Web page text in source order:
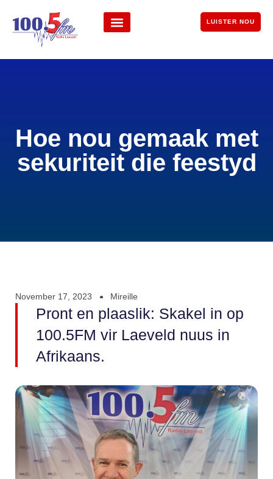
LUISTER NOU
Hoe nou gemaak met
sekuriteit die feestyd
November 17, 2023 Mireille
Pront en plaaslik: Skakel in op
100.5FM vir Laeveld nuus in
Afrikaans.